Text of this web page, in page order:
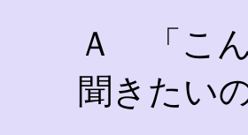
Ａ 「こ
聞きたい